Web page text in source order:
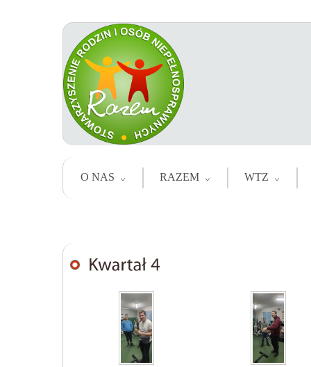
O NAS RAZEM WTZ